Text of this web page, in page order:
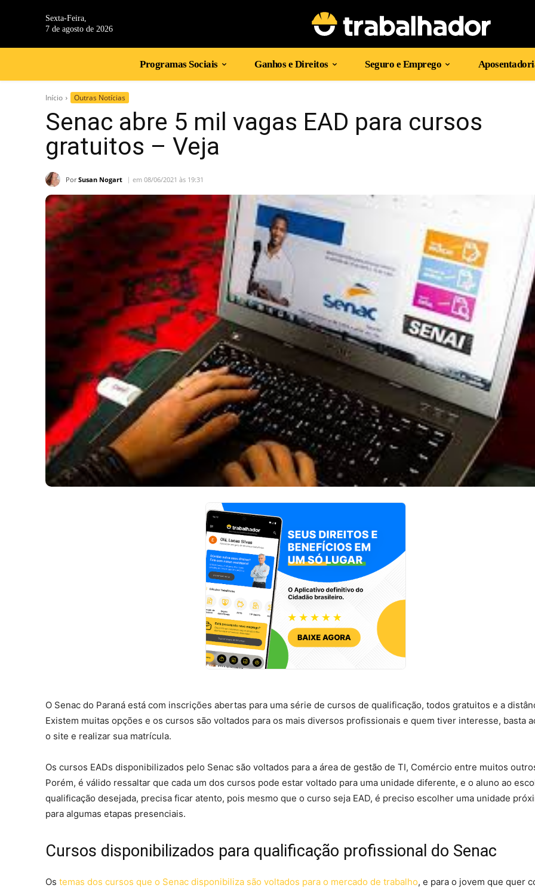
Sexta-Feira,
7 de agosto de 2026
Programas Sociais Ganhos e Direitos Seguro e Emprego
Início Outras Notícias
Senac abre 5 mil vagas EAD para cursos
gratuitos – Veja
Por Susan Nogart em 08/06/2021 às 19:31
O Senac do Paraná está com inscrições abertas para uma série de cursos de qualificação, todos gratuitos e a
Existem muitas opções e os cursos são voltados para os mais diversos profissionais e quem tiver interesse, basta
o site e realizar sua matrícula.
Os cursos EADs disponibilizados pelo Senac são voltados para a área de gestão de TI, Comércio entre muitos
Porém, é válido ressaltar que cada um dos cursos pode estar voltado para uma unidade diferente, e o aluno ao
qualificação desejada, precisa ficar atento, pois mesmo que o curso seja EAD, é preciso escolher uma unidade
para algumas etapas presenciais.
Cursos disponibilizados para qualificação profissional do Senac
Os temas dos cursos que o Senac disponibiliza são voltados para o mercado de trabalho, e para o jovem que quer